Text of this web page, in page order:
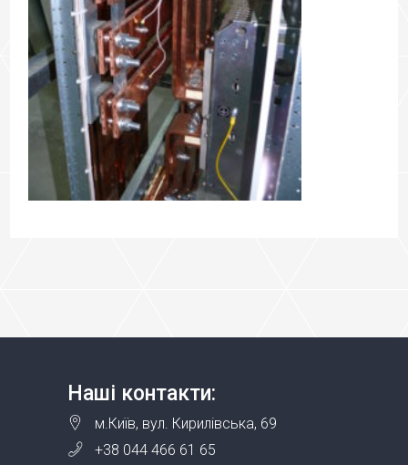
Наші контакти:
м.Київ, вул. Кирилівська, 69
+38 044 466 61 65